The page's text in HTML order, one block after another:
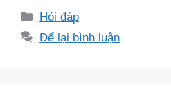
Danh
mục
Hỏi đáp
Để lại bình luận